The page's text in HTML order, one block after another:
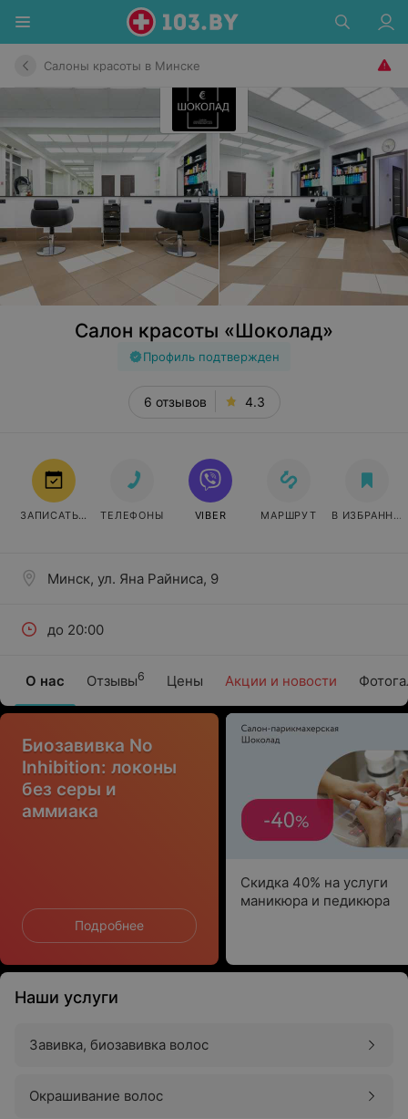
Салоны красоты в Минске
Салон красоты «Шоколад»
Профиль подтвержден
6 отзывов 4.3
О нас Отзывы6 Цены Акции и новости
Минск, ул. Яна Райниса, 9
до 20:00
ЗАПИСАТЬСЯ ТЕЛЕФОНЫ VIBER МАРШРУТ В ИЗБРАННОЕ
Биозавивка No
Inhibition: локоны
без серы и
аммиака
Подробнее
Скидка 40% на услуги
маникюра и педикюра
Наши услуги
Завивка, биозавивка волос
Окрашивание волос